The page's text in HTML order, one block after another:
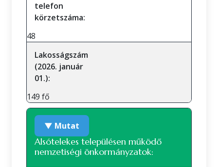
telefon
körzetszáma:
48
Lakosságszám
(2026. január
01.):
149 fő
▼ Mutat
Alsótelekes településen működő
nemzetiségi önkormányzatok: